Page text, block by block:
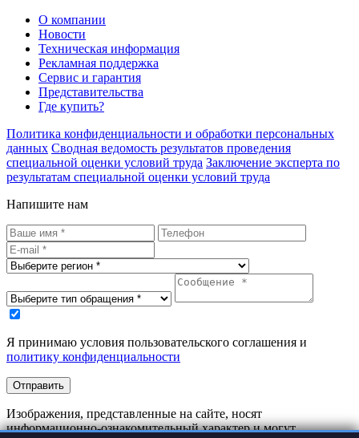
О компании
Новости
Техническая информация
Рекламная поддержка
Сервис и гарантия
Представительства
Где купить?
Политика конфиденциальности и обработки персональных
данных Сводная ведомость результатов проведения
специальной оценки условий труда Заключение эксперта по
результатам специальной оценки условий труда
Напишите нам
Я принимаю условия пользовательского соглашения и
политику конфиденциальности
Отправить
Изображения, представленные на сайте, носят
информационно-ознакомительный характер и могут